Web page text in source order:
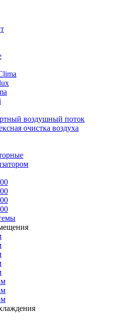
воздушный поток
очистка воздуха
м
м
м